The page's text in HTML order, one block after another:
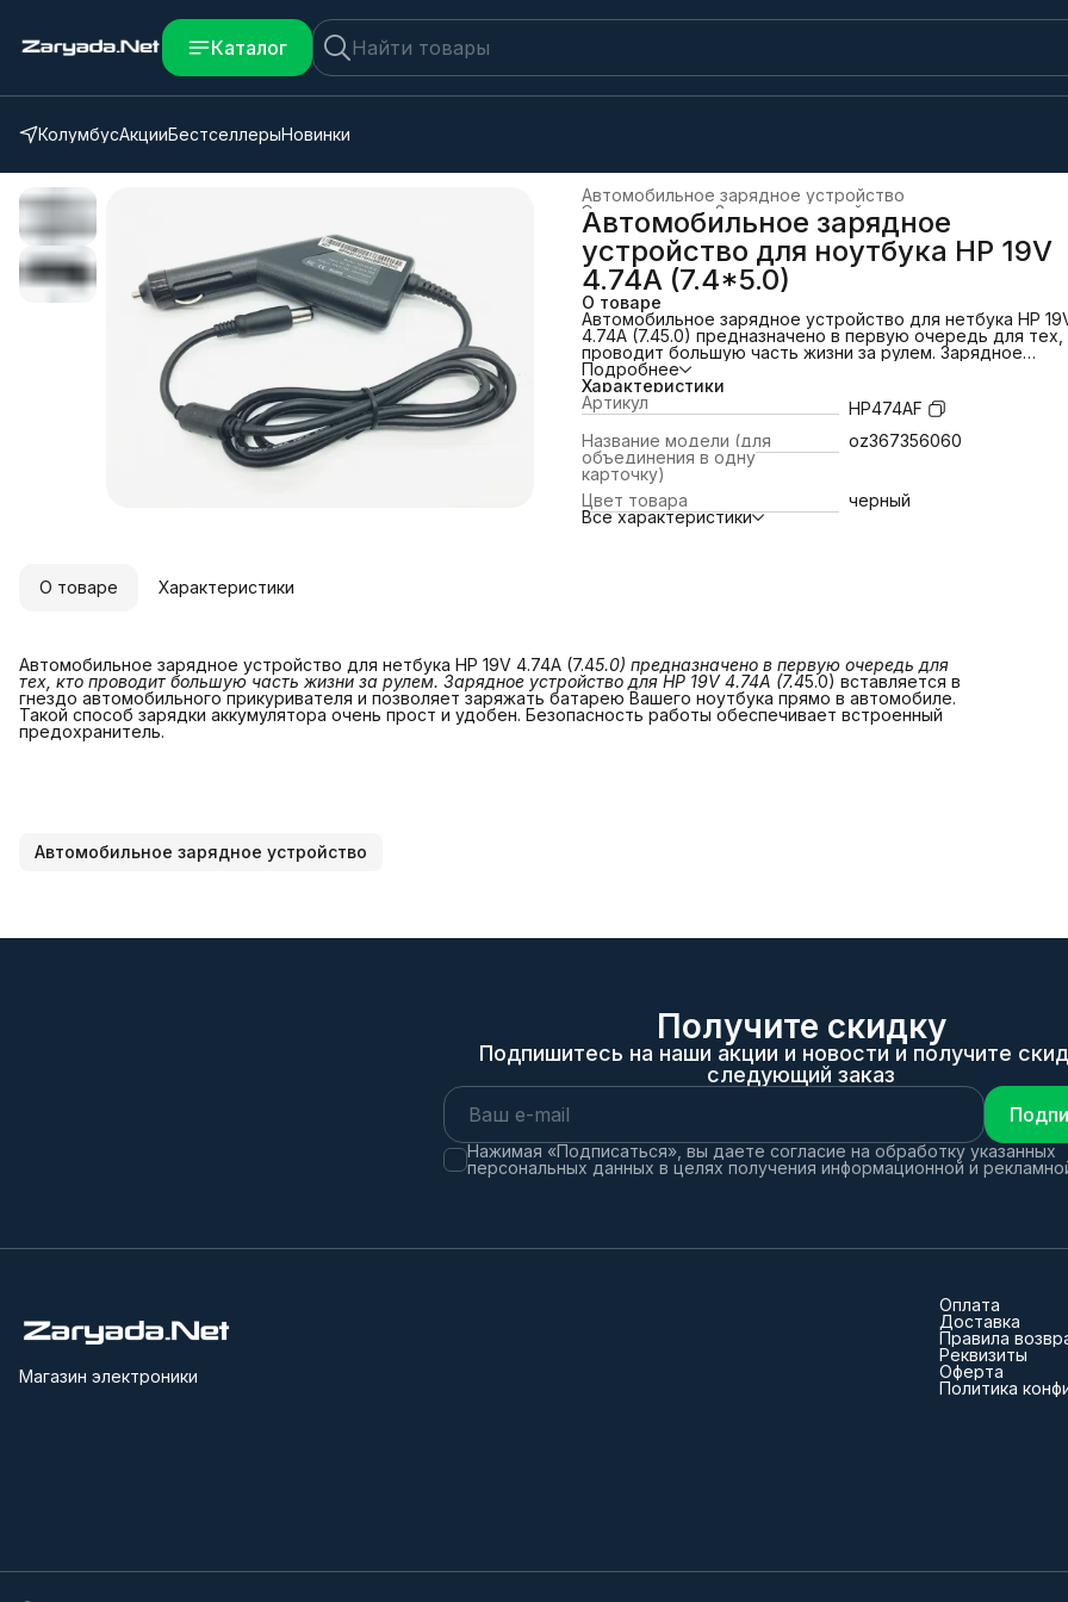
Каталог
КолумбусАкцииБестселлерыНовинки
Автомобильное зарядное устройство
Зарядные устройства и док-станции
Электроника
›
Главная ›
Автомобильное зарядное
устройство для ноутбука HP 19V
4.74A (7.4*5.0)
О товаре
Автомобильное зарядное устройство для нетбука HP
4.74A (7.45.0) предназначено в первую очередь для тех,
проводит большую часть жизни за рулем. Зарядное
устройство для HP 19V 4.74A (7.4
автомобильного прикуривателя и позволяет заряжать
батарею Вашего ноутбука прямо в автомобиле. Такой
способ зарядки аккумулятора очень прост и удобен.
Безопасность работы обеспечивает встроенный
предохранитель.
Подробнее
Характеристики
Артикул
HP474AF
Название модели (для
объединения в одну
карточку)
oz367356060
Цвет товара
черный
Все характеристики
О товаре Характеристики
Автомобильное зарядное устройство для нетбука HP 19V 4.74A (7.45.0) предназначено в первую очередь для
тех, кто проводит большую часть жизни за рулем. Зарядное устройство для HP 19V 4.74A (7.45.0) вставляется в
гнездо автомобильного прикуривателя и позволяет заряжать батарею Вашего ноутбука прямо в автомобиле.
Такой способ зарядки аккумулятора очень прост и удобен. Безопасность работы обеспечивает встроенный
предохранитель.
Автомобильное зарядное устройство
Получите скидку
Подпишитесь на наши акции и новости и получите
следующий заказ
Нажимая «Подписаться», вы даете согласие на обработку указанных
персональных данных в целях получения информационной и
Магазин электроники
Оплата
Доставка
Правила
Реквизиты
Оферта
Политика